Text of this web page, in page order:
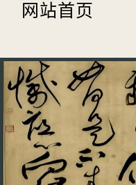
网站首页